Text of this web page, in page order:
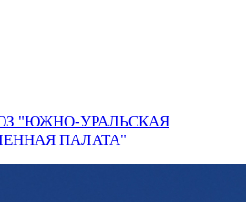
"ЮЖНО-УРАЛЬСКАЯ
ПАЛАТА"